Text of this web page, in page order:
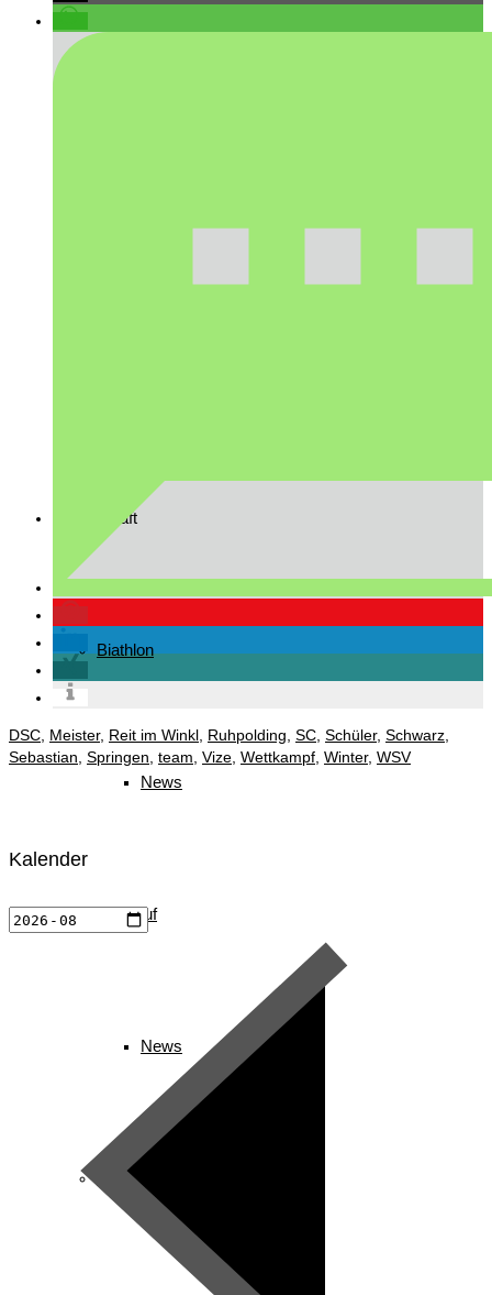
Mannschaft
Biathlon
News
Langlauf
News
Ski-Alpin
DSC Meister, Reit im Winkl Ruhpolding SC Schüler, Schwarz
Sebastian Springen team Vize Wettkampf Winter, WSV
Kalender